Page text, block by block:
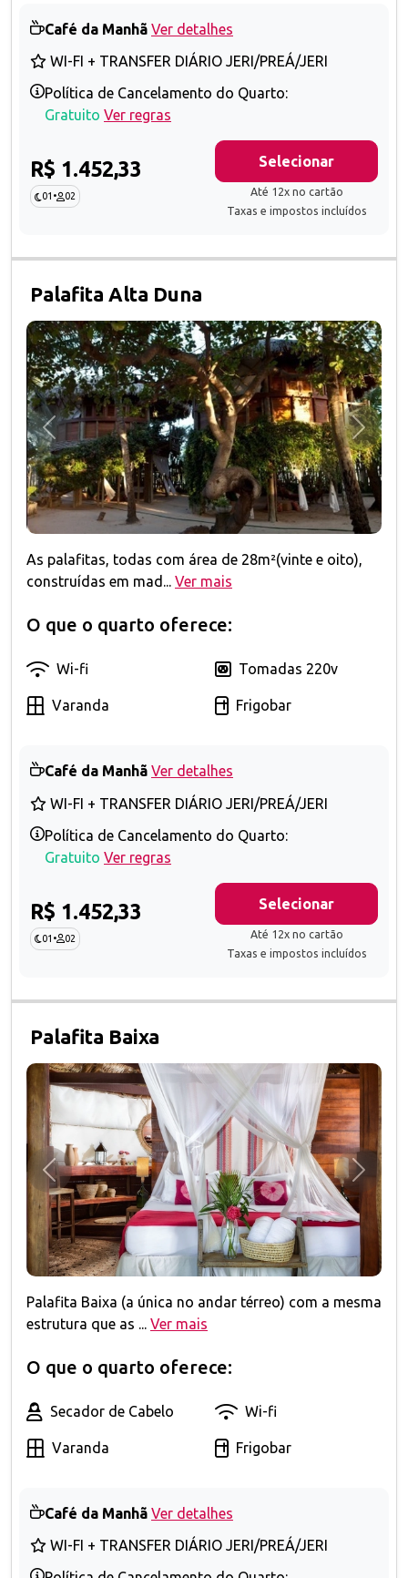
Café da Manhã Ver detalhes
WI-FI + TRANSFER DIÁRIO JERI/PREÁ/JERI
Política de Cancelamento do Quarto:
Gratuito Ver regras
R$ 1.452,33
01 • 02
Selecionar
Até 12x no cartão
Taxas e impostos incluídos
Palafita Alta Duna
Anterior
As palafitas, todas com área de 28m²(vinte e oito),
construídas em mad... Ver mais
O que o quarto oferece:
Wi-fi Tomadas 220v
Varanda Frigobar
Café da Manhã Ver detalhes
WI-FI + TRANSFER DIÁRIO JERI/PREÁ/JERI
Política de Cancelamento do Quarto:
Gratuito Ver regras
R$ 1.452,33
01 • 02
Selecionar
Até 12x no cartão
Taxas e impostos incluídos
Palafita Baixa
Anterior
Palafita Baixa (a única no andar térreo) com a mesma
estrutura que as ... Ver mais
O que o quarto oferece:
Secador de Cabelo Wi-fi
Varanda Frigobar
Café da Manhã Ver detalhes
WI-FI + TRANSFER DIÁRIO JERI/PREÁ/JERI